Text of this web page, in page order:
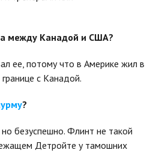
между Канадой и США?
ее, потому что в Америке жил в
с Канадой.
?
безуспешно. Флинт не такой
Детройте у тамошних